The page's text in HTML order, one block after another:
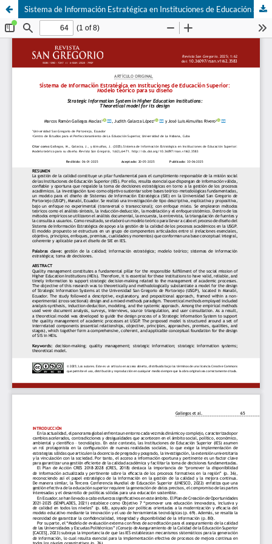
Sistema de Información Estratégica en Instituciones de Educación Superior: Modelo teórico para su diseño